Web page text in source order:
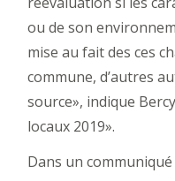
ou de son
mise au fait des ces
commune, d’autres
source», indique
locaux 2019».
Dans un